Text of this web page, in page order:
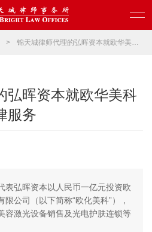
> 锦天城律师代理的弘晖资本就欧华美科首轮融资提供法律服务
弘晖资本就欧华美科
服务
表弘晖资本以人民币一亿元投资欧
公司（以下简称“欧化美科”），
容激光设备销售及光电护肤连锁等